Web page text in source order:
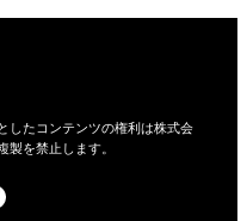
したコンテンツの権利は株式会
製を禁止します。